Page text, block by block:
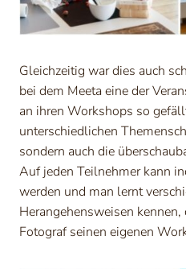
Gleichzeitig war dies auch
bei dem Meeta eine der
an ihren Workshops so
unterschiedlichen
sondern auch die
Auf jeden Teilnehmer kann
werden und man lernt
Herangehensweisen
Fotograf seinen eigenen